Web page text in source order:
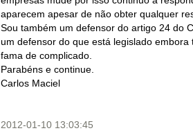
aparecem apesar de não obter qualquer
Sou também um defensor do artigo 24 do
um defensor do que está legislado
fama de complicado.
Parabéns e continue.
Carlos Maciel
2012-01-10 13:03:45